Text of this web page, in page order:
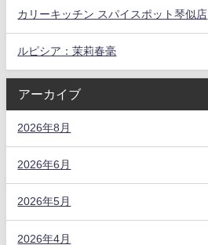
カリーキッチン スパイスポット琴似店
ルピシア：茉莉春毫
アーカイブ
2026年8月
2026年6月
2026年5月
2026年4月